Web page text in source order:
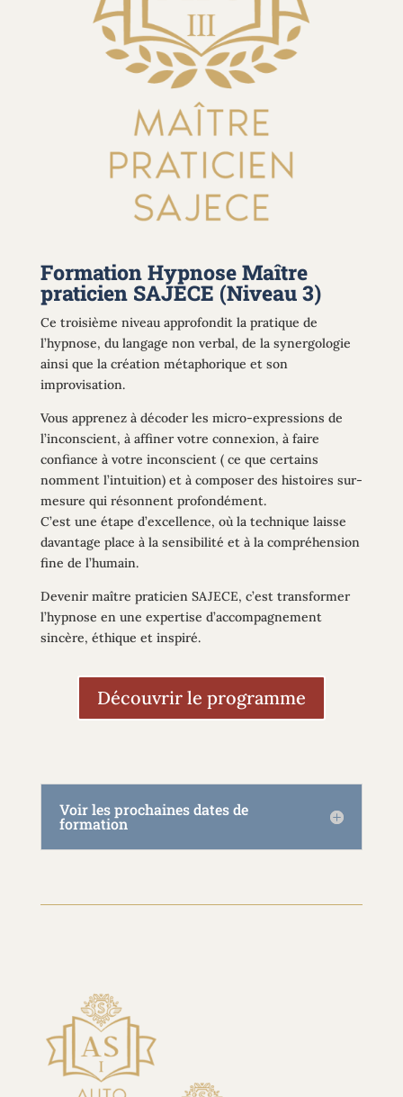
Formation Hypnose Maître
praticien SAJECE (Niveau 3)
Ce troisième niveau approfondit la pratique de
l’hypnose, du langage non verbal, de la synergologie
ainsi que la création métaphorique et son
improvisation.
Vous apprenez à décoder les micro-expressions de
l’inconscient, à affiner votre connexion, à faire
confiance à votre inconscient ( ce que certains
nomment l’intuition) et à composer des histoires sur-
mesure qui résonnent profondément.
C’est une étape d’excellence, où la technique laisse
davantage place à la sensibilité et à la compréhension
fine de l’humain.
Devenir maître praticien SAJECE, c’est transformer
l’hypnose en une expertise d’accompagnement
sincère, éthique et inspiré.
Découvrir le programme
Voir les prochaines dates de
formation